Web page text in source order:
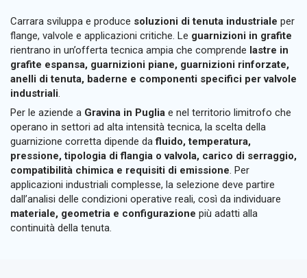
Carrara sviluppa e produce soluzioni di tenuta industriale per
flange, valvole e applicazioni critiche. Le guarnizioni in grafite
rientrano in un’offerta tecnica ampia che comprende lastre in
grafite espansa, guarnizioni piane, guarnizioni rinforzate,
anelli di tenuta, baderne e componenti specifici per valvole
industriali
Per le aziende a Gravina in Puglia e nel territorio limitrofo che
operano in settori ad alta intensità tecnica, la scelta della
guarnizione corretta dipende dafluido, temperatura,
pressione, tipologia di flangia o valvola, carico di serraggio,
compatibilità chimica e requisiti di emissione. Per
applicazioni industriali complesse, la selezione deve partire
dall’analisi delle condizioni operative reali, così da individuare
materiale, geometria e configurazione più adatti alla
continuità della tenuta.